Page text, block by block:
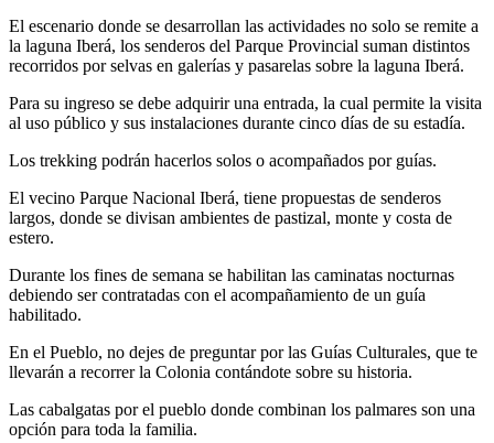
El escenario donde se desarrollan las actividades no solo se remite a
la laguna Iberá, los senderos del Parque Provincial suman distintos
recorridos por selvas en galerías y pasarelas sobre la laguna Iberá.
Para su ingreso se debe adquirir una entrada, la cual permite la visita
al uso público y sus instalaciones durante cinco días de su estadía.
Los trekking podrán hacerlos solos o acompañados por guías.
El vecino Parque Nacional Iberá, tiene propuestas de senderos
largos, donde se divisan ambientes de pastizal, monte y costa de
estero.
Durante los fines de semana se habilitan las caminatas nocturnas
debiendo ser contratadas con el acompañamiento de un guía
habilitado.
En el Pueblo, no dejes de preguntar por las Guías Culturales, que te
llevarán a recorrer la Colonia contándote sobre su historia.
Las cabalgatas por el pueblo donde combinan los palmares son una
opción para toda la familia.